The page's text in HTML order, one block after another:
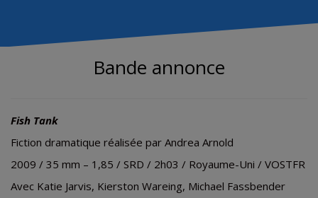
Bande annonce
Fish Tank
Fiction dramatique réalisée par Andrea Arnold
2009 / 35 mm – 1,85 / SRD / 2h03 / Royaume-Uni / VOSTFR
Avec Katie Jarvis, Kierston Wareing, Michael Fassbender